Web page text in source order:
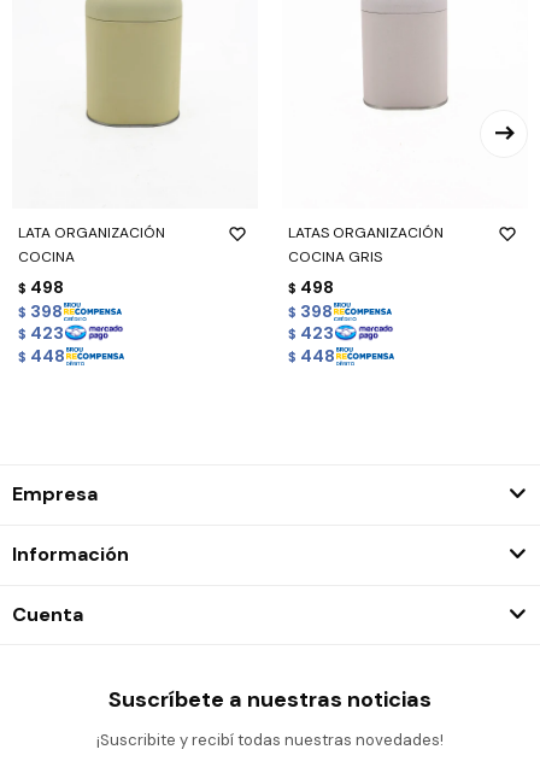
LATA ORGANIZACIÓN
COCINA
$ 498
$ 398
$ 423
$ 448
LATAS ORGANIZACIÓN
COCINA GRIS
$ 498
$ 398
$ 423
$ 448
Empresa
Información
Cuenta
Suscríbete a nuestras noticias
¡Suscribite y recibí todas nuestras novedades!